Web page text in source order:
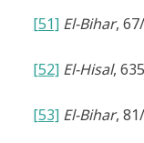
[51] El-Bihar,
[52] El-Hisal,
[53] El-Bihar,